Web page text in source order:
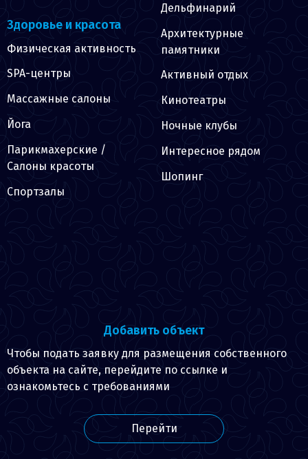
Здоровье и красота
Физическая активность
SPA-центры
Массажные салоны
Йога
Парикмахерские /
Салоны красоты
Спортзалы
Дельфинарий
Архитектурные
памятники
Активный отдых
Кинотеатры
Ночные клубы
Интересное рядом
Шопинг
Добавить объект
Чтобы подать заявку для размещения собственного
объекта на сайте, перейдите по ссылке и
ознакомьтесь с требованиями
Перейти